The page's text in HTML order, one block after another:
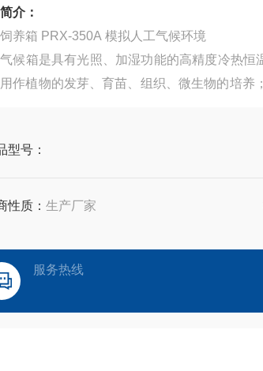
介：
养箱 PRX-350A 模拟人工气候环境
气候箱是具有光照、加湿功能的高精度冷热
作植物的发芽、育苗、组织、微生物的培
型号：
性质： 生产厂家
服务热线